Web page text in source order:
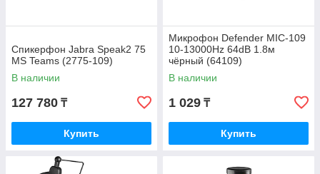
Спикерфон Jabra Speak2 75
MS Teams (2775-109)
В наличии
127 780 ₸
Купить
Микрофон Defender MIC-109
10-13000Hz 64dB 1.8м
чёрный (64109)
В наличии
1 029 ₸
Купить